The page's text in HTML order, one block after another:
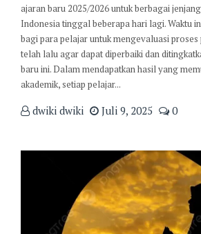
ajaran baru 2025/2026 untuk berbagai
Indonesia tinggal beberapa hari lagi. Waktu
bagi para pelajar untuk mengevaluasi
telah lalu agar dapat diperbaiki dan
baru ini. Dalam mendapatkan hasil yang
akademik, setiap pelajar...
dwiki dwiki Juli 9, 2025 0